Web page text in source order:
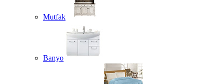
Mutfak
Banyo